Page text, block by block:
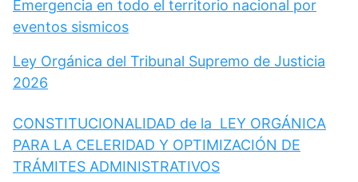
Emergencia en todo el territorio nacional por
eventos sismicos
Ley Orgánica del Tribunal Supremo de Justicia
2026
CONSTITUCIONALIDAD de la LEY ORGÁNICA
PARA LA CELERIDAD Y OPTIMIZACIÓN DE
TRÁMITES ADMINISTRATIVOS